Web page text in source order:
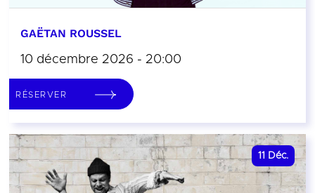
GAËTAN ROUSSEL
10 décembre 2026 - 20:00
RÉSERVER
11 Déc.